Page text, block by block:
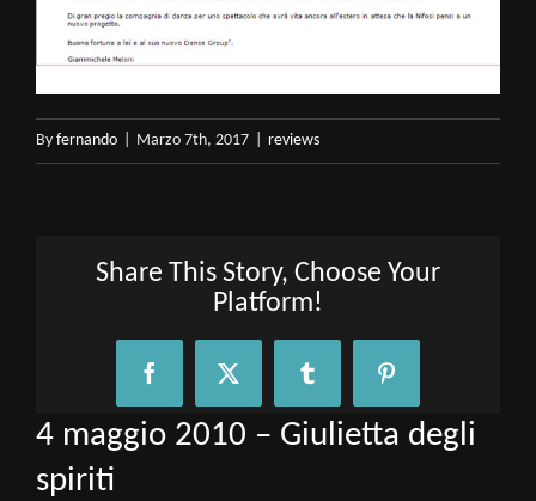
By fernando Marzo 7th, 2017 reviews
Share This Story, Choose Your
Platform!
FacebookX Tumblr Pinterest
4 maggio 2010 – Giulietta degli
spiriti